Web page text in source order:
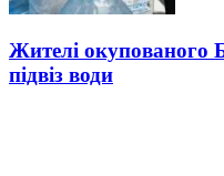
Жителі окупованого
підвіз води